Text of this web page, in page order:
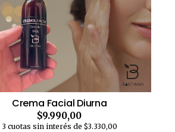
Crema Facial Diurna
$9.990,00
3 cuotas sin interés de $3.330,00